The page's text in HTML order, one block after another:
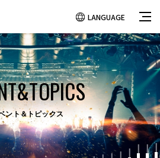
LANGUAGE
ント＆トピックス